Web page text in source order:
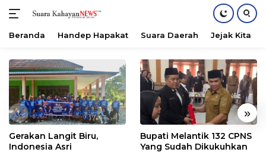
konten
Beranda Handep Hapakat Suara Daerah Jejak Kita
« »
Gerakan Langit Biru,
Indonesia Asri
Bupati Melantik 132 CPNS
Yang Sudah Dikukuhkan